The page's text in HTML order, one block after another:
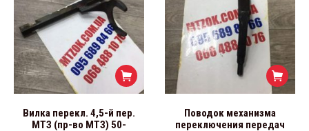
Вилка перекл. 4,5-й пер.
МТЗ (пр-во МТЗ) 50-
Поводок механизма
переключения передач